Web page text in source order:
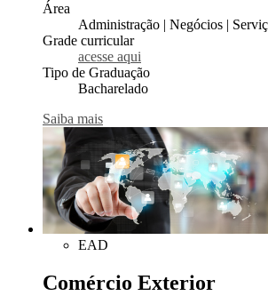
Área
Administração | Negócios |
Grade curricular
acesse aqui
Tipo de Graduação
Bacharelado
Saiba mais
EAD
Comércio Exterior